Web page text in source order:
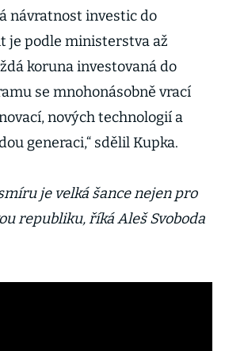
návratnost investic do
je podle ministerstva až
koruna investovaná do
se mnohonásobně vrací
nových technologií a
generaci,“ sdělil Kupka.
je velká šance nejen pro
republiku, říká Aleš Svoboda